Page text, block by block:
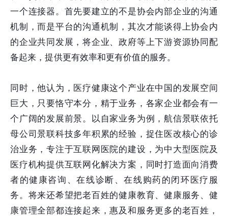
一个连接器。首先要建立的不是协会内部企业的沟通
机制，而是平台的沟通机制，其次才能谈得上协会内
的企业共同发展，将企业、政府等上下游资源协同配
备起来，提供更有效率和更有价值的服务。
同时，他认为，医疗健康这个产业在中国的发展空间
巨大，只要恪守本分，精于业务，各家企业都会有一
个广阔的发展前景。以自家业务为例，航信景联依托
母公司景联科技多年积累的经验，捉住医改核心的诊
治业务，专注于互联网医院的建设，为中大型医院及
医疗机构提供互联网化解决方案，同时打造面向消费
者的健康咨询、在线诊断、在线购药的闭环医疗服
务。将来还希望把老百姓的健康教育、健康服务、健
康管理全部都连接起来，惠及和服务更多的老百姓，